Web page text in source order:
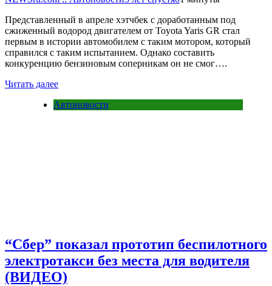
Представленный в апреле хэтчбек с доработанным под
сжиженный водород двигателем от Toyota Yaris GR стал
первым в истории автомобилем с таким мотором, который
справился с таким испытанием. Однако составить
конкуренцию бензиновым соперникам он не смог….
Читать далее
Автоновости
“Сбер” показал прототип беспилотного
электротакси без места для водителя
(ВИДЕО)